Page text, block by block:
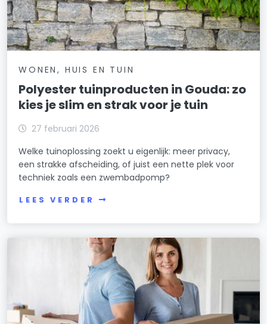
WONEN, HUIS EN TUIN
Polyester tuinproducten in Gouda: zo
kies je slim en strak voor je tuin
27 februari 2026
Welke tuinoplossing zoekt u eigenlijk: meer privacy,
een strakke afscheiding, of juist een nette plek voor
techniek zoals een zwembadpomp?
LEES VERDER